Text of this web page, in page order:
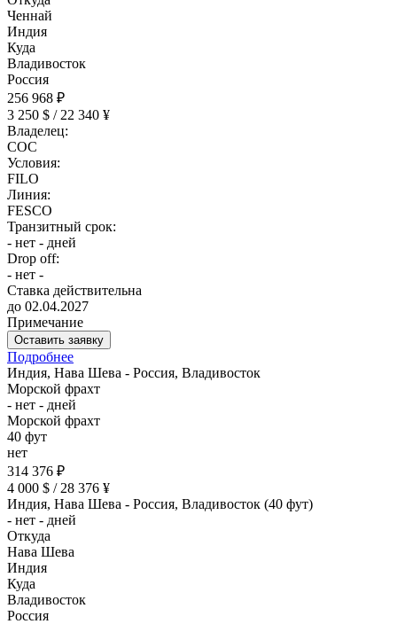
Ченнай
Индия
Куда
Владивосток
Россия
256 968 ₽
3 250 $ / 22 340 ¥
Владелец:
COC
Условия:
FILO
Линия:
FESCO
Транзитный срок:
- нет - дней
Drop off:
- нет -
Ставка действительна
до 02.04.2027
Примечание
Оставить заявку
Подробнее
Индия, Нава Шева - Россия, Владивосток
Морской фрахт
- нет - дней
Морской фрахт
40 фут
нет
314 376 ₽
4 000 $ / 28 376 ¥
Индия, Нава Шева - Россия, Владивосток (40 фут)
- нет - дней
Откуда
Нава Шева
Индия
Куда
Владивосток
Россия